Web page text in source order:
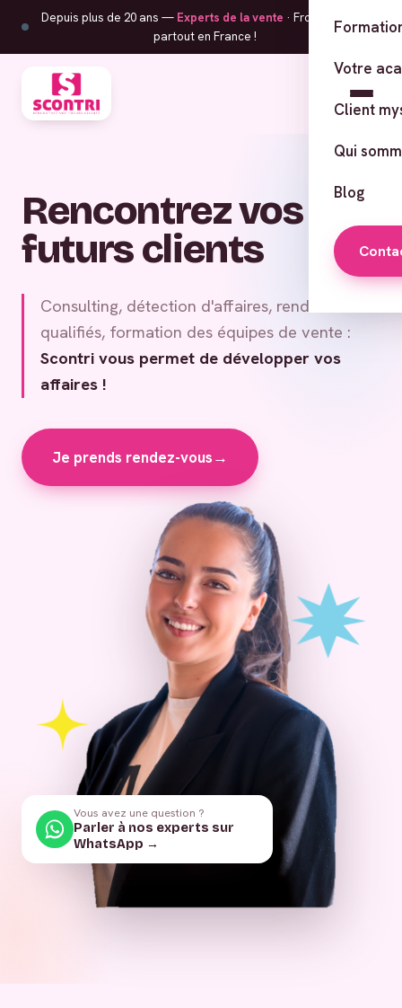
Depuis plus de 20 ans — Experts de la vente · From Corsica,
partout en France !
Votre
Client
Qui
Blog
Rencontrez vos
futurs clients
Consulting, détection d'affaires, rendez-vous
qualifiés, formation des équipes de vente :
Scontri vous permet de développer vos
affaires !
Je prends rendez-vous→
Vous avez une question ?
Parler à nos experts sur
WhatsApp →